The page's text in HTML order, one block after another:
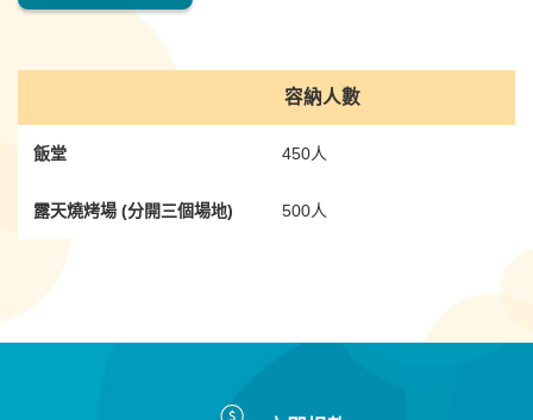
容納人數
飯堂 450人
露天燒烤場 (分開三個場地) 500人